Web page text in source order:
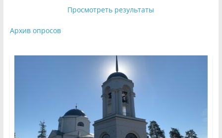
Просмотреть результаты
Архив опросов